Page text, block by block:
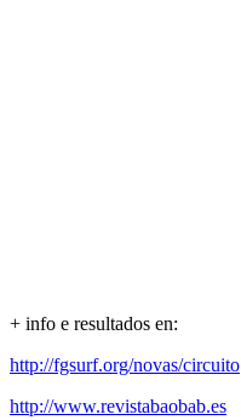
+ info e resultados en:
http://fgsurf.org/novas/circuito
http://www.revistabaobab.es